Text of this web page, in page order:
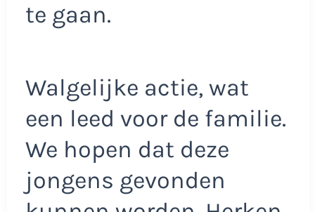
te gaan.
Walgelijke actie, wat
een leed voor de familie.
We hopen dat deze
jongens gevonden